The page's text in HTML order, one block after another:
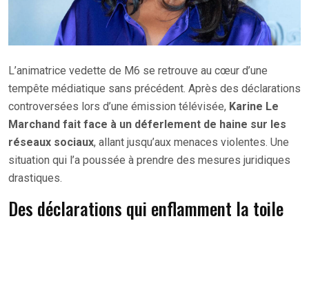
L’animatrice vedette de M6 se retrouve au cœur d’une
tempête médiatique sans précédent. Après des déclarations
controversées lors d’une émission télévisée, Karine Le
Marchand fait face à un déferlement de haine sur les
réseaux sociaux, allant jusqu’aux menaces violentes. Une
situation qui l’a poussée à prendre des mesures juridiques
drastiques.
Des déclarations qui enflamment la toile